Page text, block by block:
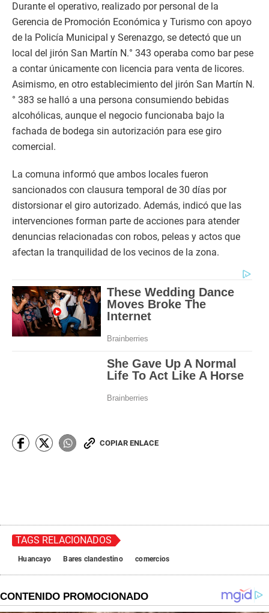
Durante el operativo, realizado por personal de la
Gerencia de Promoción Económica y Turismo con apoyo
de la Policía Municipal y Serenazgo, se detectó que un
local del jirón San Martín N.° 343 operaba como bar pese
a contar únicamente con licencia para venta de licores.
Asimismo, en otro establecimiento del jirón San Martín N.
° 383 se halló a una persona consumiendo bebidas
alcohólicas, aunque el negocio funcionaba bajo la
fachada de bodega sin autorización para ese giro
comercial.
La comuna informó que ambos locales fueron
sancionados con clausura temporal de 30 días por
distorsionar el giro autorizado. Además, indicó que las
intervenciones forman parte de acciones para atender
denuncias relacionadas con robos, peleas y actos que
afectan la tranquilidad de los vecinos de la zona.
COPIAR ENLACE
TAGS RELACIONADOS
Huancayo Bares clandestino comercios